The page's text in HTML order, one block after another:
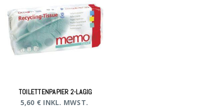
TOILETTENPAPIER 2-LAGIG
5,60 € INKL. MWST.